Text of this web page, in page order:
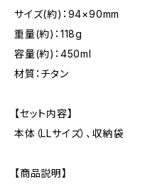
サイズ(約)：94×90mm
重量(約)：118g
容量(約)：450ml
材質：チタン
【セット内容】
本体（LLサイズ）、収納袋
【商品説明】